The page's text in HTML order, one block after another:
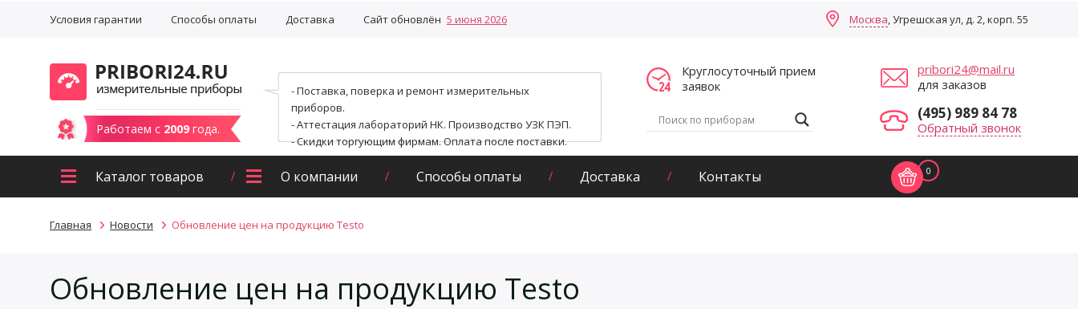
Условия гарантии Способы оплаты Доставка Сайт обновлён 5 июня 2026 Москва, Угрешская ул, д. 2, корп. 55
Работаем с 2009 года.
- Поставка, поверка и ремонт измерительных
приборов.
- Аттестация лабораторий НК. Производство УЗК ПЭП.
- Скидки торгующим фирмам. Оплата после поставки.
Круглосуточный прием
заявок
pribori24@mail.ru
для заказов
(495) 989 84 78
Обратный звонок
Каталог товаров О компании Способы оплаты Доставка Контакты 0
Главная Новости Обновление цен на продукцию Testo
Обновление цен на продукцию Testo